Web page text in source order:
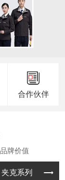
合作伙伴
夹克系列 T恤